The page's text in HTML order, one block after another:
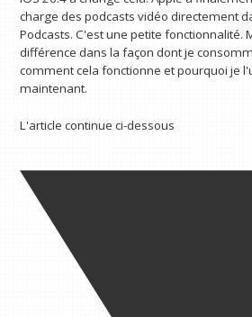
charge des podcasts vidéo directement
Podcasts. C'est une petite fonctionnalité.
différence dans la façon dont je
comment cela fonctionne et pourquoi je
maintenant.
L'article continue ci-dessous